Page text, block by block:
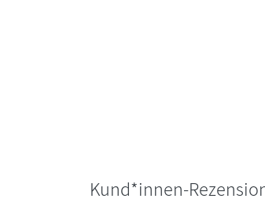
Kund*innen-